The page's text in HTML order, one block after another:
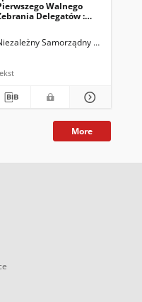
"Solidarność". Region
Walnego
Delegatów :
1981 : materiały. Cz. 1
Samorządny Związek
More